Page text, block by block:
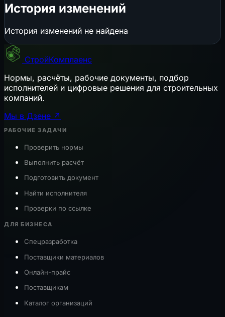
История изменений
История изменений не найдена
СтройКомплаенс
Нормы, расчёты, рабочие документы, подбор
исполнителей и цифровые решения для строительных
компаний.
Мы в Дзене ↗
РАБОЧИЕ ЗАДАЧИ
Проверить нормы
Выполнить расчёт
Подготовить документ
Найти исполнителя
Проверки по ссылке
ДЛЯ БИЗНЕСА
Спецразработка
Поставщики материалов
Онлайн-прайс
Поставщикам
Каталог организаций